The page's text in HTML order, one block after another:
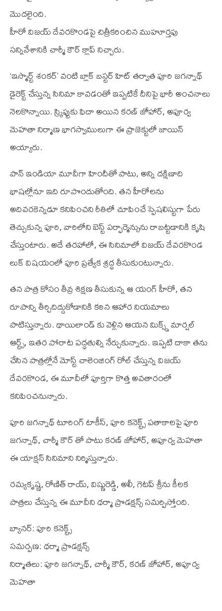
మొదలైంది.
హీరో విజయ్ దేవరకొండపై చిత్రీకరించిన ముహూర్తపు
సన్నివేశానికి చార్మీ కౌర్ క్లాప్ నిచ్చారు.
‘ఇస్మార్ట్ శంకర్’ వంటి బ్లాక్ బస్టర్ హిట్ తర్వాత పూరి జగన్నాథ్
డైరెక్ట్ చేస్తున్న సినిమా కావడంతో ఇప్పటికే దీనిపై భారీ అంచనాలు
నెలకొన్నాయి. స్క్రిప్టుకు ఫిదా అయిన కరణ్ జోహార్, అపూర్వ
మెహతా నిర్మాణ భాగస్వాములుగా ఈ ప్రాజెక్టులో జాయిన్
అయ్యారు.
పాన్ ఇండియా మూవీగా హిందీతో పాటు, అన్ని దక్షిణాది
భాషల్లోనూ ఇది రూపొందుతోంది. తన హీరోలను
అదివరకెన్నడూ కనిపించని రీతిలో చూపించే స్పెషలిస్టుగా పేరు
తెచ్చుకున్న పూరి, వారిలోని బెస్ట్ పర్ఫార్మెన్సును రాబట్టడానికి కృషి
చేస్తుంటారు. అదే తరహాలో, ఈ సినిమాలో విజయ్ దేవరకొండ
లుక్ విషయంలో పూరి ప్రత్యేక శ్రద్ధ తీసుకుంటున్నారు.
తన పాత్ర కోసం తీవ్ర శిక్షణ తీసుకున్న ఆ యంగ్ హీరో, తన
రూపాన్ని తీర్చిదిద్దుకోడానికి కఠిన ఆహార నియమాలు
పాటిస్తున్నారు. థాయిలాండ్ కు వెళ్లిన ఆయన మిక్స్డ్ మార్షల్
ఆర్ట్స్, ఇతర పోరాట పద్ధతుల్ని నేర్చుకున్నారు. ఇప్పటి దాకా తను
చేసిన పాత్రల్లోనే మోస్ట్ చాలెంజింగ్ రోల్ చేస్తున్న విజయ్
దేవరకొండ, ఈ మూవీలో పూర్తిగా కొత్త అవతారంలో
కనిపించనున్నారు.
పూరి జగన్నాథ్ టూరింగ్ టాకీస్, పూరి కనెక్ట్స్ పతాకాలపై పూరి
జగన్నాథ్, చార్మీ కౌర్ తో పాటు కరణ్ జోహార్, అపూర్వ మెహతా
ఈ యాక్షన్ సినిమాని నిర్మిస్తున్నారు.
రమ్యకృష్ణ, రోణిత్ రాయ్, విష్ణురెడ్డి, అలీ, గెటప్ శ్రీను కీలక
పాత్రలు చేస్తున్న ఈ మూవీని ధర్మా ప్రొడక్షన్స్ సమర్పిస్తోంది.
బ్యానర్: పూరి కనెక్ట్స్
సమర్పణ: ధర్మా ప్రొడక్షన్స్
నిర్మాతలు: పూరి జగన్నాథ్, చార్మీ కౌర్, కరణ్ జోహార్, అపూర్వ
మెహతా